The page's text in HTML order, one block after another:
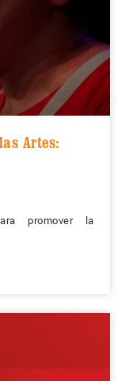
Artes:
promover la